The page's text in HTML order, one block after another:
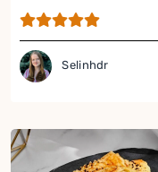
Tarifi
Selinhdr